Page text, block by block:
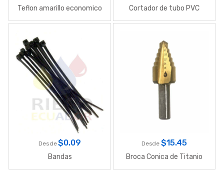
Teflon amarillo economico Cortador de tubo PVC
Desde$0.09
Bandas
Desde $15.45
Broca Conica de Titanio